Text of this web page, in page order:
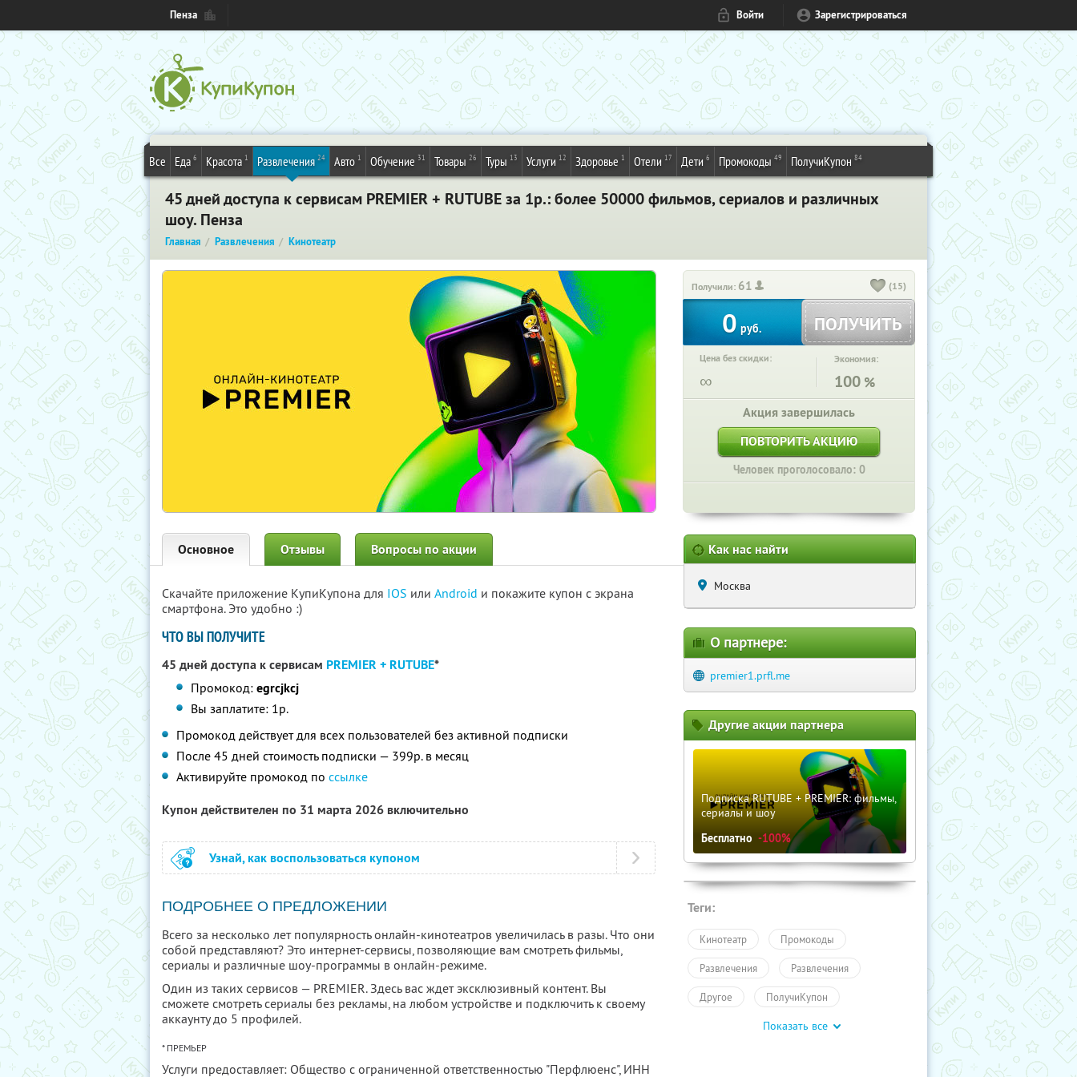
Пенза Войти Зарегистрироваться
Все Еда 6 Красота 1 Развлечения 24 Авто 1 Обучение 31 Товары 26 Туры 13 Услуги 12 Здоровье 1 Отели 17 Дети 6 Промокоды 49 ПолучиКупон 84
45 дней доступа к сервисам PREMIER + RUTUBE за 1р.: более 50000 фильмов, сериалов и различных
шоу. Пенза
Главная Развлечения Кинотеатр
Получили: 61 (15)
0 руб. ПОЛУЧИТЬ
Цена без скидки:
∞
Экономия:
100 %
Акция завершилась
ПОВТОРИТЬ АКЦИЮ
Человек проголосовало: 0
Основное Отзывы Вопросы по акции
Скачайте приложение КупиКупона для IOS или Android и покажите купон с экрана
смартфона. Это удобно :)
ЧТО ВЫ ПОЛУЧИТЕ
45 дней доступа к сервисам PREMIER + RUTUBE*
Промокод:egrcjkcj
Вы заплатите: 1р.
Промокод действует для всех пользователей без активной подписки
После 45 дней стоимость подписки — 399р. в месяц
Активируйте промокод по ссылке
Купон действителен по 31 марта 2026 включительно
Узнай, как воспользоваться купоном
ПОДРОБНЕЕ О ПРЕДЛОЖЕНИИ
Всего за несколько лет популярность онлайн-кинотеатров увеличилась в разы. Что они
собой представляют? Это интернет-сервисы, позволяющие вам смотреть фильмы,
сериалы и различные шоу-программы в онлайн-режиме.
Один из таких сервисов — PREMIER. Здесь вас ждет эксклюзивный контент. Вы
сможете смотреть сериалы без рекламы, на любом устройстве и подключить к своему
аккаунту до 5 профилей.
* ПРЕМЬЕР
Услуги предоставляет: Общество с ограниченной ответственностью "Перфлюенс", ИНН
Как нас найти
Москва
О партнере:
premier1.prfl.me
Другие акции партнера
Подписка RUTUBE + PREMIER: фильмы,
сериалы и шоу
Бесплатно -100%
Теги:
Кинотеатр Промокоды
Развлечения Развлечения
Другое ПолучиКупон
Показать все